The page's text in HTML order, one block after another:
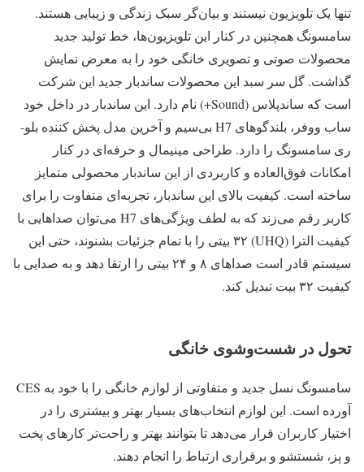
تنها یک تلویزیون نیستند و بیان‌گر سبک زندگی و زیبایی هستند.
سامسونگ همچنین در کنار این تلویزیون‌ها، خط تولید جدید
محصولات صوتی و تصویری خانگی خود را به معرض نمایش
گذاشت. گل سر سبد این محصولات ساندبار جدید این شرکت
است که ساندپلاس (Sound+) نام دارد. این ساندبار در داخل خود
ساب ووفر، بلندگوهای H7 بی‌سیم و آخرین مدل پخش کننده بلو-
ری سامسونگ را دارد. طراحی مینیمال و حرفه‌ای در کنار
امکانات فوق‌العاده و کاربردی از این ساندبار محصولی متمایز
ساخته است. کیفیت بالای این ساندبار، تجربه‌ای متفاوت را برای
کاربر رقم می‌زند که به لطف ویژگی‌های H7 می‌توان صداهایی با
کیفیت الترا (UHQ) ۳۲ بیتی را با تمام جزئیات بشنوند، حتی این
سیستم قادر است صداهای ۸ و ۲۴ بیتی را ارتقا دهد و به صدایی با
کیفیت ۳۲ بیت تبدیل کند.
تحول در شست‌وشوی خانگی
سامسونگ نسل جدید و متفاوتی از لوازم خانگی را با خود به CES
آورده است. این لوازم انتخاب‌های بسیار بهتر و بیشتری را در
اختیار کاربران قرار می‌دهد تا بتوانند بهتر و راحت‌تر کارهای پخت
و پز، شستشو و برقراری ارتباط را انجام دهند.